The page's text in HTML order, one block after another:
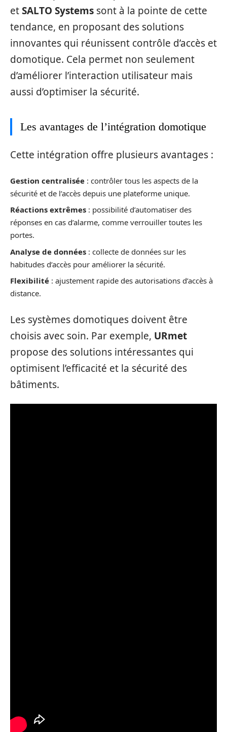
etSALTO Systems sont à la pointe de cette
tendance, en proposant des solutions
innovantes qui réunissent contrôle d’accès et
domotique. Cela permet non seulement
d’améliorer l’interaction utilisateur mais
aussi d’optimiser la sécurité.
Les avantages de l’intégration domotique
Cette intégration offre plusieurs avantages :
Gestion centralisée : contrôler tous les aspects de la
sécurité et de l’accès depuis une plateforme unique.
Réactions extrêmes : possibilité d’automatiser des
réponses en cas d’alarme, comme verrouiller toutes les
portes.
Analyse de données : collecte de données sur les
habitudes d’accès pour améliorer la sécurité.
Flexibilité : ajustement rapide des autorisations d’accès à
distance.
Les systèmes domotiques doivent être
choisis avec soin. Par exemple, URmet
propose des solutions intéressantes qui
optimisent l’efficacité et la sécurité des
bâtiments.